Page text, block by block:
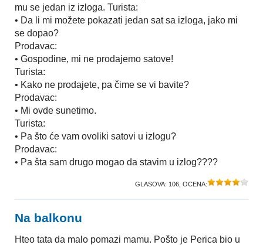
mu se jedan iz izloga. Turista:
• Da li mi možete pokazati jedan sat sa izloga, jako mi
se dopao?
Prodavac:
• Gospodine, mi ne prodajemo satove!
Turista:
• Kako ne prodajete, pa čime se vi bavite?
Prodavac:
• Mi ovde sunetimo.
Turista:
• Pa što će vam ovoliki satovi u izlogu?
Prodavac:
• Pa šta sam drugo mogao da stavim u izlog????
GLASOVA: 106 , OCENA:
Na balkonu
Hteo tata da malo pomazi mamu. Pošto je Perica bio u